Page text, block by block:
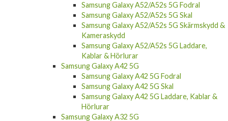
Samsung Galaxy A52/A52s 5G Fodral
Samsung Galaxy A52/A52s 5G Skal
Samsung Galaxy A52/A52s 5G Skärmskydd &
Kameraskydd
Samsung Galaxy A52/A52s 5G Laddare,
Kablar & Hörlurar
Samsung Galaxy A42 5G
Samsung Galaxy A42 5G Fodral
Samsung Galaxy A42 5G Skal
Samsung Galaxy A42 5G Laddare, Kablar &
Hörlurar
Samsung Galaxy A32 5G